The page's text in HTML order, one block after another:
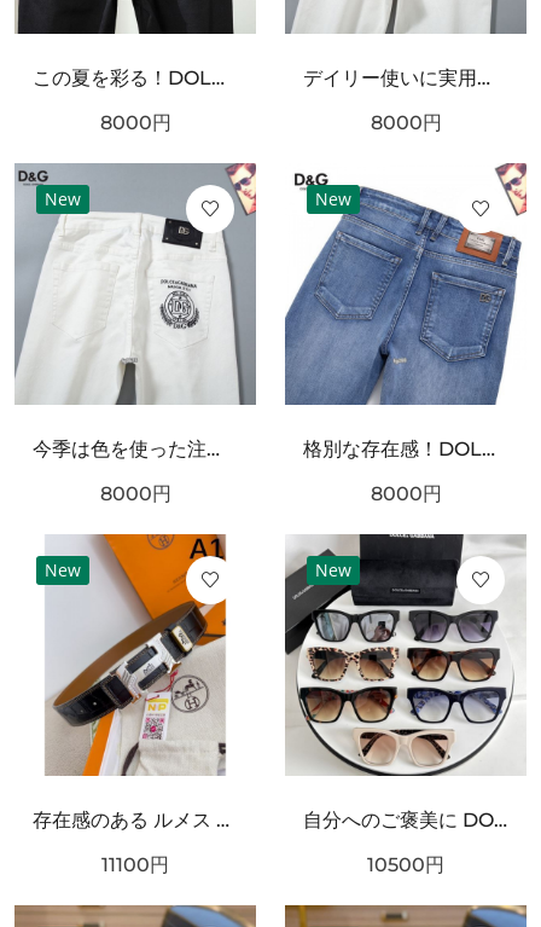
この夏を彩る！DOLCE＆GABBANA ドルチェ＆ガッバーナ コピー ジーパン 引き続き注目のスタイル
8000円
デイリー使いに実用性抜群！DOLCE＆GABBANA ドルチェ＆ガッバーナ コピー ジーパン スタイリッシュなスタイル
8000円
New
今季は色を使った注目新品！DOLCE＆GABBANA ドルチェ＆ガッバーナ コピー ジーパン 大注目の新作
8000円
New
格別な存在感！DOLCE＆GABBANA ドルチェ＆ガッバーナ コピー ジーパン 限定予約受付中
8000円
New
存在感のある ルメス スーパーコピー ベルト 大人っぽい HERMES
11100円
New
自分へのご褒美に DOLCE＆GABBANA ドルチェ＆ガッバーナ コピー サングラス ギフトにも最適
10500円